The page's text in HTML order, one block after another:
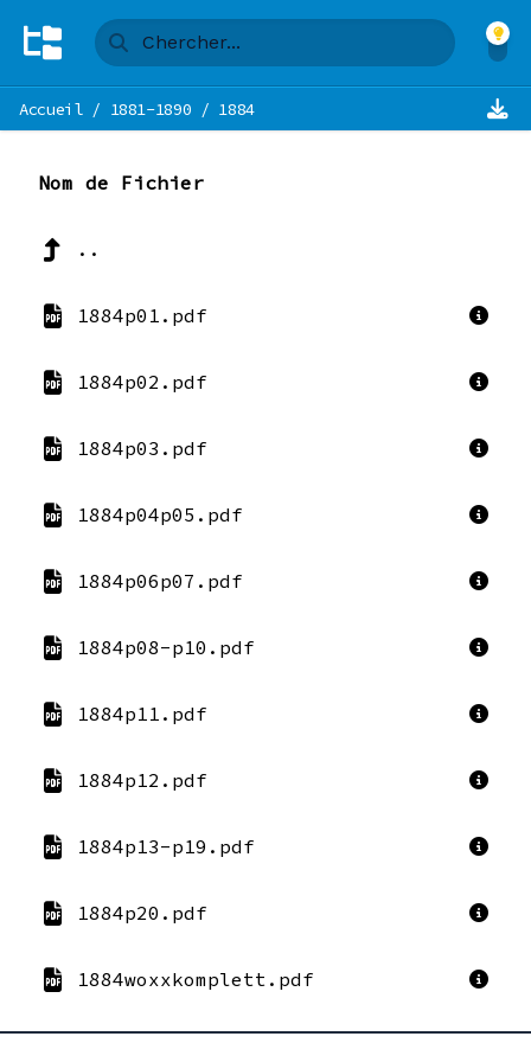
Accueil/ 1881-1890 / 1884
Nom de Fichier
..
1884p01.pdf
1884p02.pdf
1884p03.pdf
1884p04p05.pdf
1884p06p07.pdf
1884p08-p10.pdf
1884p11.pdf
1884p12.pdf
1884p13-p19.pdf
1884p20.pdf
1884woxxkomplett.pdf